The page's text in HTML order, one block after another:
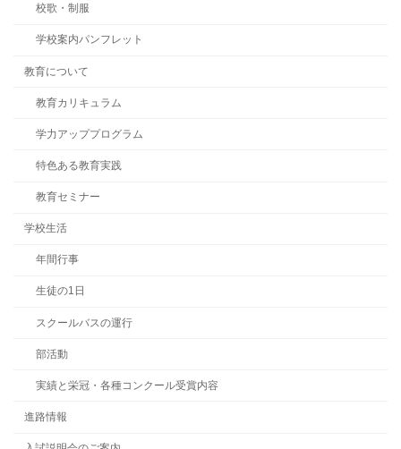
校歌・制服
学校案内パンフレット
教育について
教育カリキュラム
学力アッププログラム
特色ある教育実践
教育セミナー
学校生活
年間行事
生徒の1日
スクールバスの運行
部活動
実績と栄冠・各種コンクール受賞内容
進路情報